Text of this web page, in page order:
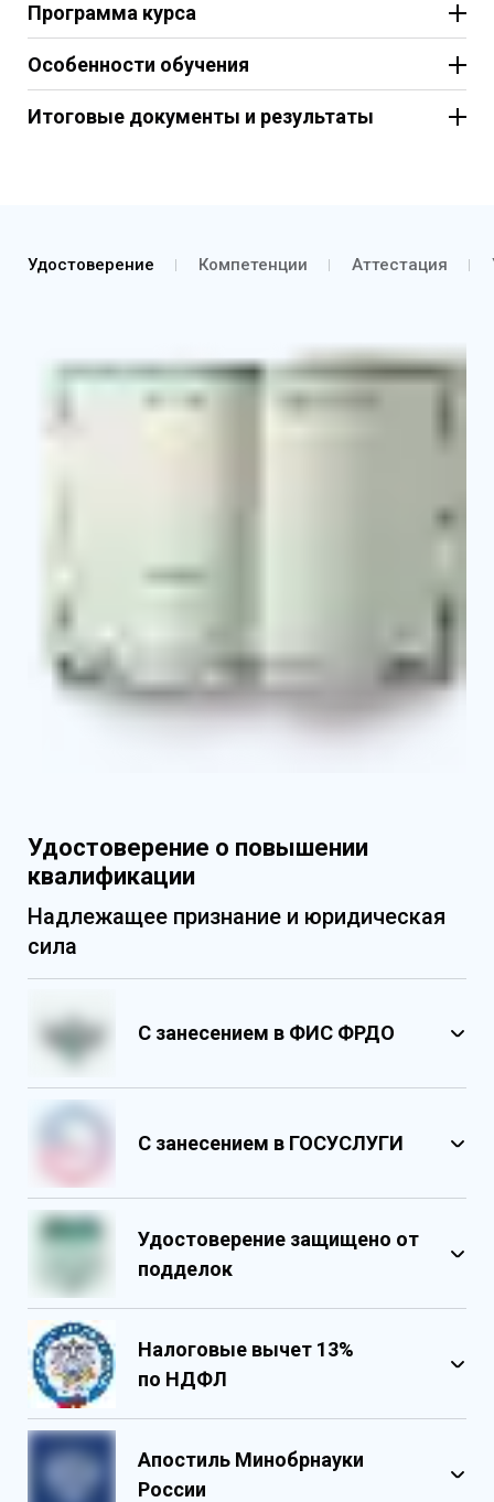
Программа курса
Особенности обучения
Итоговые документы и результаты
Удостоверение о повышении квалификации
Выписка из протокола об аттестации согласно
Удостоверение Компетенции Аттестация
Удостоверение о повышении
квалификации
Надлежащее признание и юридическая
сила
С занесением в ФИС ФРДО
С занесением в ГОСУСЛУГИ
Удостоверение защищено от
подделок
защиты
Государственными реестровыми
Налоговые вычет 13%
по НДФЛ
Апостиль Минобрнауки
России